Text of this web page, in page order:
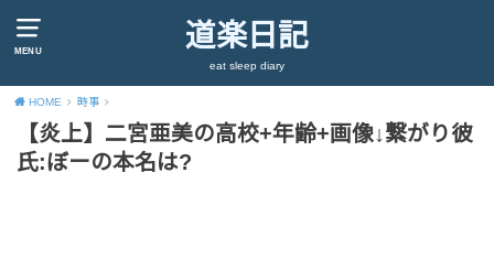
MENU 道楽日記
eat sleep diary
HOME 時事
【炎上】二宮亜美の高校+年齢+画像↓繋がり彼
氏:ぼーの本名は?